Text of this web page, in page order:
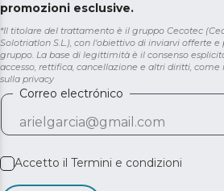
promozioni esclusive.
*Il titolare del trattamento è il gruppo Cecotec
Solotriatlon S.L.), con l'obiettivo di inviarvi offerte
gruppo. La base di legittimità è il consenso
accesso, rettifica, cancellazione e altri diritti, come
sulla privacy
Correo electrónico
Accetto il Termini e condizioni